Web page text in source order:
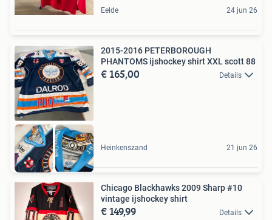
Eelde 24 jun 26
2015-2016 PETERBOROUGH
PHANTOMS ijshockey shirt XXL scott 88
€ 165,00 Details
Heinkenszand 21 jun 26
Chicago Blackhawks 2009 Sharp #10
vintage ijshockey shirt
€ 149,99 Details